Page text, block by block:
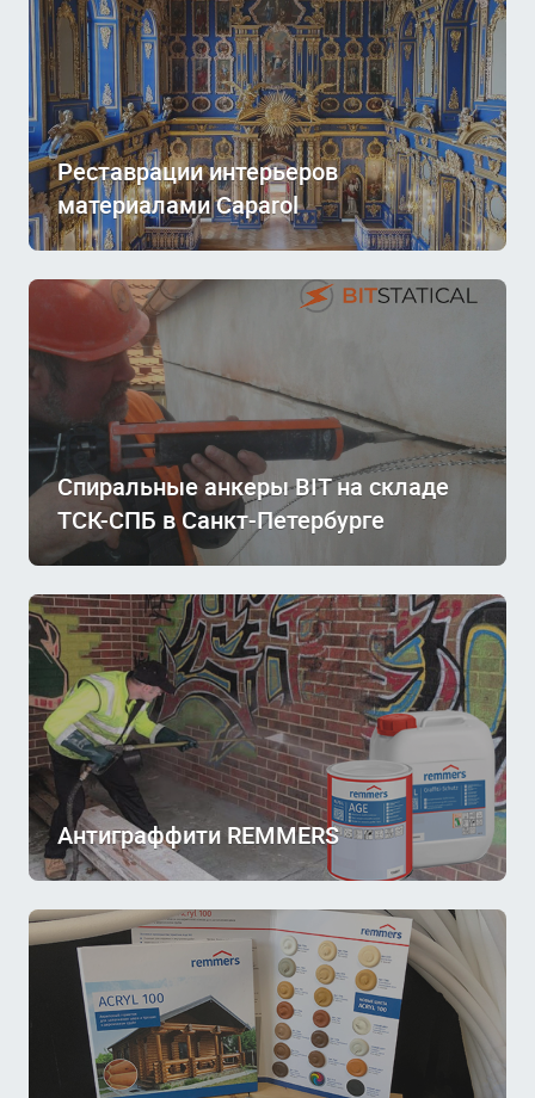
Реставрации интерьеров
материалами Caparol
Спиральные анкеры BIT на складе
ТСК-СПБ в Санкт-Петербурге
Антиграффити REMMERS